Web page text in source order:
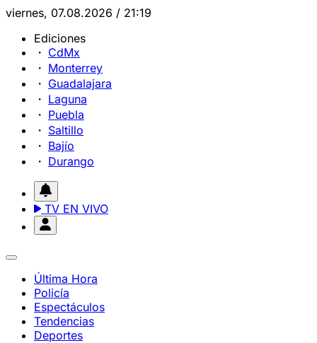
viernes, 07.08.2026 / 21:19
Ediciones
CdMx
Monterrey
Guadalajara
Laguna
Puebla
Saltillo
Bajío
Durango
TV EN VIVO
Última Hora
Policía
Espectáculos
Tendencias
Deportes